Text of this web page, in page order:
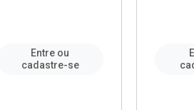
Entre ou
cadastre-se